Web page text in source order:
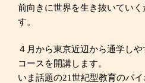
前向きに世界を生き抜いてい
す。
４月から東京近辺から通学し
コースを開講します。
いま話題の21世紀型教育のパ